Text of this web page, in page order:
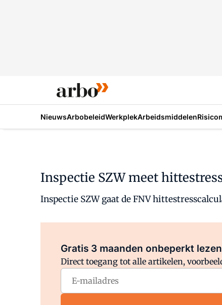
NieuwsArbobeleidWerkplekArbeidsmiddelen
Inspectie SZW meet
Inspectie SZW gaat de FNV
Gratis 3 maanden onbeperkt lezen
Direct toegang tot alle artikelen,